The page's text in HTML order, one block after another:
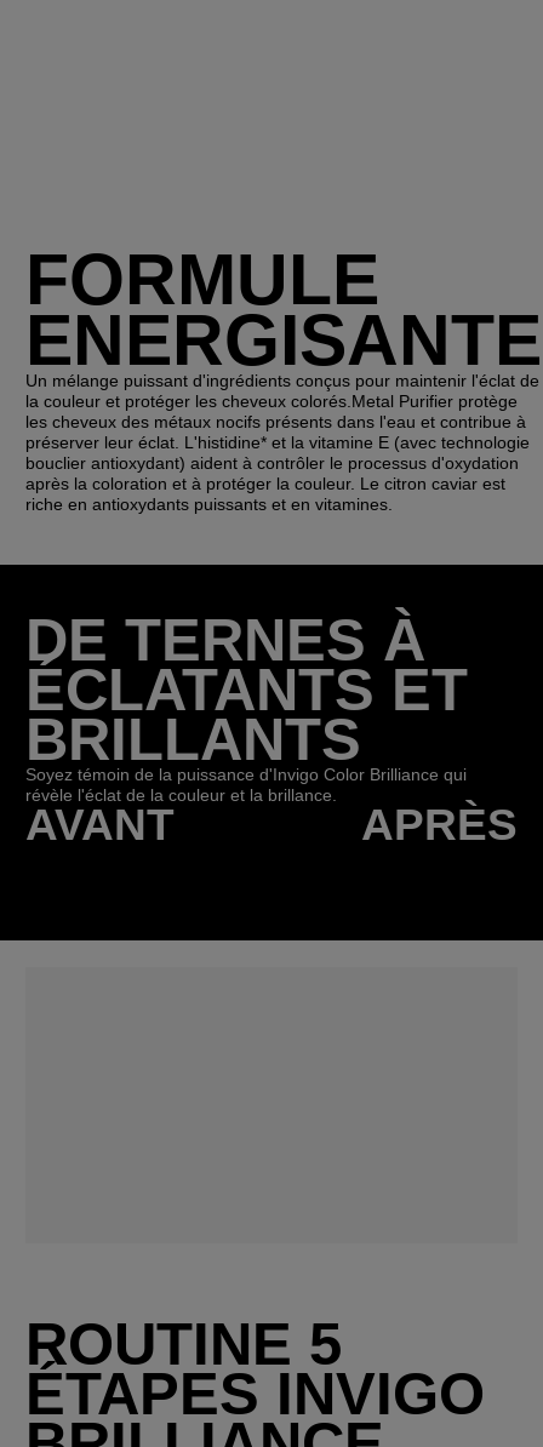
FORMULE
ENERGISANTE
Un mélange puissant d'ingrédients conçus pour maintenir l'éclat de
la couleur et protéger les cheveux colorés.Metal Purifier protège
les cheveux des métaux nocifs présents dans l'eau et contribue à
préserver leur éclat. L'histidine* et la vitamine E (avec technologie
bouclier antioxydant) aident à contrôler le processus d'oxydation
après la coloration et à protéger la couleur. Le citron caviar est
riche en antioxydants puissants et en vitamines.
DE TERNES À
ÉCLATANTS ET
BRILLANTS
Soyez témoin de la puissance d'Invigo Color Brilliance qui
révèle l'éclat de la couleur et la brillance.
AVANT APRÈS
ROUTINE 5
ÉTAPES INVIGO